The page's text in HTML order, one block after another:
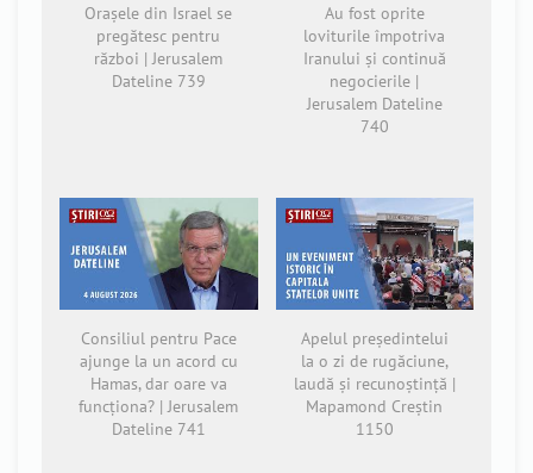
Orașele din Israel se
pregătesc pentru
război | Jerusalem
Dateline 739
Au fost oprite
loviturile împotriva
Iranului și continuă
negocierile |
Jerusalem Dateline
740
Consiliul pentru Pace
ajunge la un acord cu
Hamas, dar oare va
funcționa? | Jerusalem
Dateline 741
Apelul președintelui
la o zi de rugăciune,
laudă și recunoștință |
Mapamond Creștin
1150